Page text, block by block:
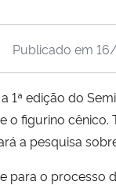
Publicado em
1ª edição do
o figurino
a pesquisa
para o processo